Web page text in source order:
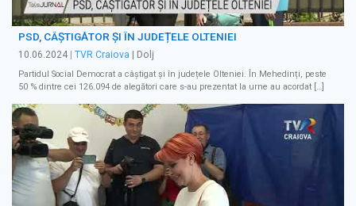
PSD, CÂȘTIGĂTOR ȘI ÎN JUDEȚELE OLTENIEI
10.06.2024 TVR Craiova | Dolj
Partidul Social Democrat a câștigat și în județele Olteniei. În Mehedinți, peste
50 % dintre cei 126.094 de alegători care s-au prezentat la urne au acordat […]